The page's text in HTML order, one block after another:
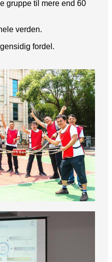
gruppe til mere end 60
verden.
fordel.